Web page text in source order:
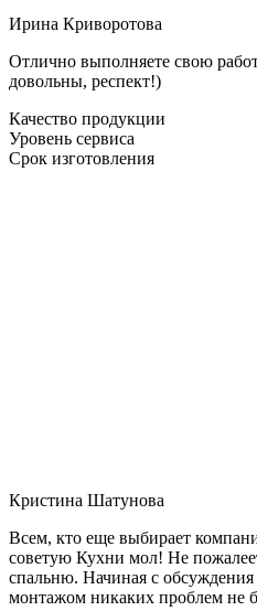
Ирина Криворотова
Отлично выполняете свою
довольны, респект!)
Качество продукции
Уровень сервиса
Срок изготовления
Кристина Шатунова
Всем, кто еще выбирает
советую Кухни мол! Не
спальню. Начиная с обсуждения
монтажом никаких проблем не